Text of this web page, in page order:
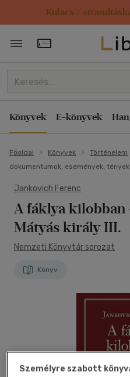
Kulacs /
Törzsvásárlói
Könyvek E-könyvek
Főoldal Könyvek Történelem
dokumentumok, események, tények
Jankovich Ferenc
A fáklya kilobban
Mátyás király III.
Nemzeti Könyvtár sorozat
Könyv
Személyre szabott